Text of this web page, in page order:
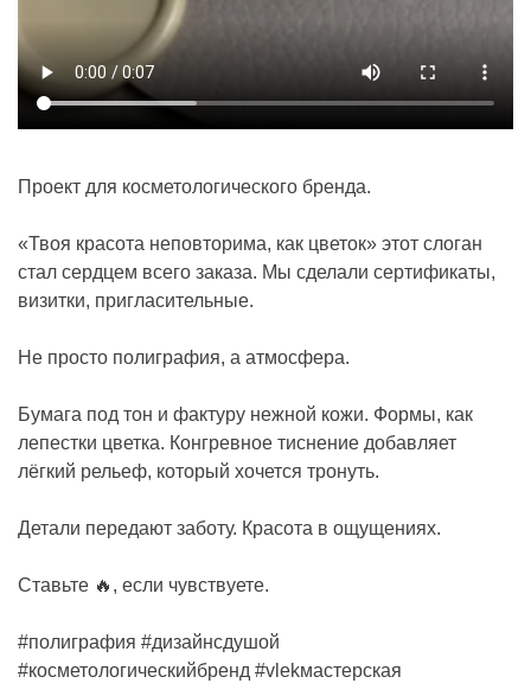
Проект для косметологического бренда.
«Твоя красота неповторима, как цветок» этот слоган
стал сердцем всего заказа. Мы сделали сертификаты,
визитки, пригласительные.
Не просто полиграфия, а атмосфера.
Бумага под тон и фактуру нежной кожи. Формы, как
лепестки цветка. Конгревное тиснение добавляет
лёгкий рельеф, который хочется тронуть.
Детали передают заботу. Красота в ощущениях.
Ставьте 🔥, если чувствуете.
#полиграфия #дизайнсдушой
#косметологическийбренд #vlekмастерская